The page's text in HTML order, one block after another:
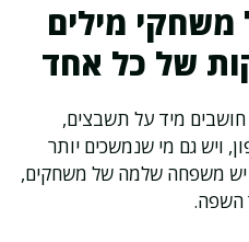
משחקי מילים
של כל אחד
חושבים מיד על תשבצים,
ויש גם מי שנמשכים יותר
יש משפחה שלמה של משחקים,
השפה.